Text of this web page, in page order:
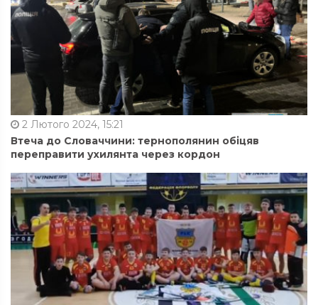
2 Лютого 2024, 15:21
Втеча до Словаччини: тернополянин обіцяв
переправити ухилянта через кордон